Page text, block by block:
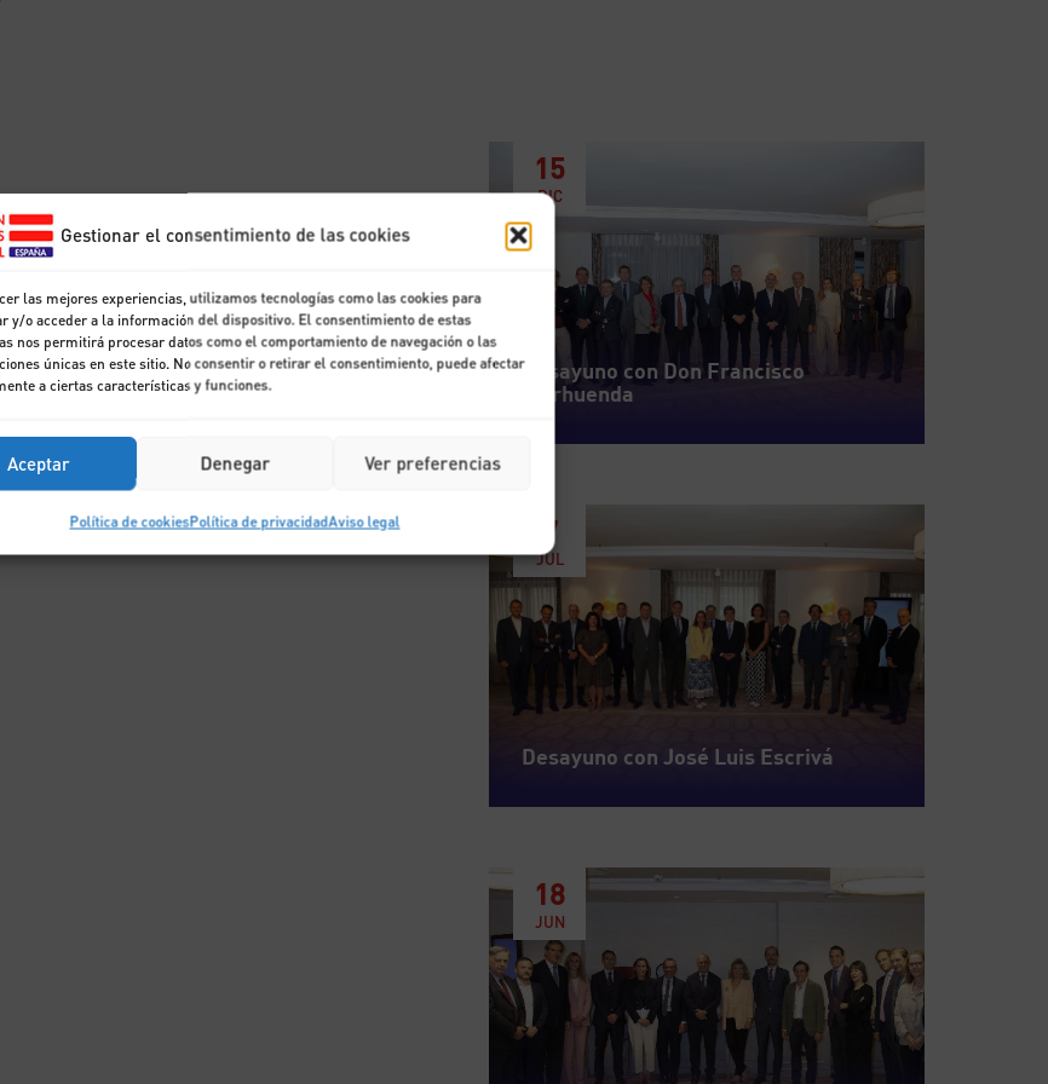
Gestionar el consentimiento de las cookies
las mejores experiencias, utilizamos tecnologías como las cookies para
y/o acceder a la información del dispositivo. El consentimiento de estas
nos permitirá procesar datos como el comportamiento de navegación o las
únicas en este sitio. No consentir o retirar el consentimiento, puede afectar
a ciertas características y funciones.
Aceptar Denegar Ver preferencias
Política de cookiesPolítica de privacidadAviso legal
15
DIC
Desayuno con Don Francisco
Marhuenda
7
JUL
Desayuno con José Luis Escrivá
18
JUN